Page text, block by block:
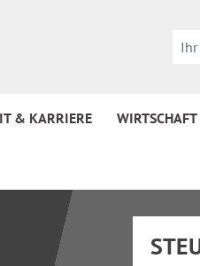
& KARRIERE